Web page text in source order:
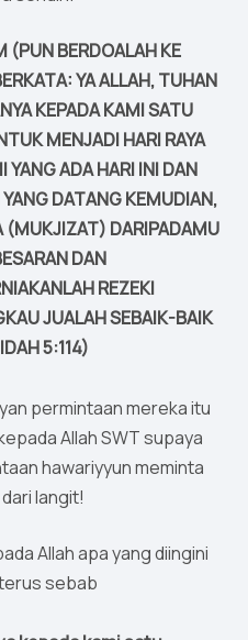
(PUN BERDOALAH KE
YA ALLAH, TUHAN
KEPADA KAMI SATU
MENJADI HARI RAYA
ADA HARI INI DAN
DATANG KEMUDIAN,
(MUKJIZAT) DARIPADAMU
DAN
REZEKI
JUALAH SEBAIK-BAIK
5:114)
permintaan mereka itu
Allah SWT supaya
hawariyyun meminta
langit!
Allah apa yang diingini
sebab